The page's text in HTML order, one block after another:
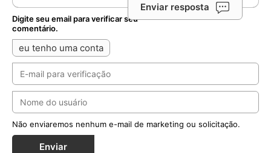
Enviar resposta
Digite seu email para verificar seu
comentário.
eu tenho uma conta
Não enviaremos nenhum e-mail de marketing ou solicitação.
Enviar